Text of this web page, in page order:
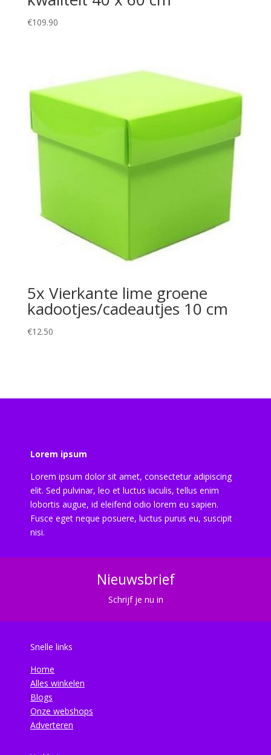
€109.90
5x Vierkante lime groene
kadootjes/cadeautjes 10 cm
€12.50
Lorem ipsum
Lorem ipsum dolor sit amet, consectetur adipiscing
elit. Sed pulvinar, leo et luctus iaculis, tellus enim
lobortis augue, id eleifend odio lorem eu sapien.
Fusce eget neque posuere, luctus purus eu, suscipit
nisi.
Nieuwsbrief
Schrijf je nu in
Snelle links
Home
Alles winkelen
Blogs
Onze webshops
Adverteren